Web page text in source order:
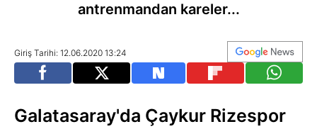
antrenmandan kareler...
Giriş Tarihi: 12.06.2020 13:24
Galatasaray'da Çaykur Rizespor